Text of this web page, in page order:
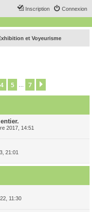
Connexion
Inscription
et Voyeurisme
4 5 7
2017, 14:51
21:01
11:30